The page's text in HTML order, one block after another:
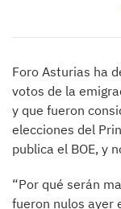
Foro Asturias ha
votos de la
y que fueron
elecciones del
publica el BOE, y
“Por qué serán
fueron nulos ayer